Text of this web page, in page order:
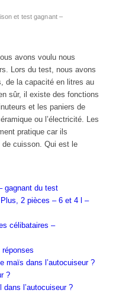
et test gagnant –
avons voulu nous
Lors du test, nous avons
de la capacité en litres au
sûr, il existe des fonctions
et les paniers de
ou l’électricité. Les
pratique car ils
cuisson. Qui est le
gagnant du test
2 pièces – 6 et 4 l –
célibataires –
maïs dans l’autocuiseur ?
?
l’autocuiseur ?